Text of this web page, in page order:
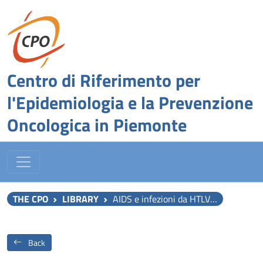
Centro di Riferimento per
l'Epidemiologia e la Prevenzione
Oncologica in Piemonte
THE CPO LIBRARY AIDS e infezioni da HTLV-3./LAV: linee guida di sanita pubblica
Back